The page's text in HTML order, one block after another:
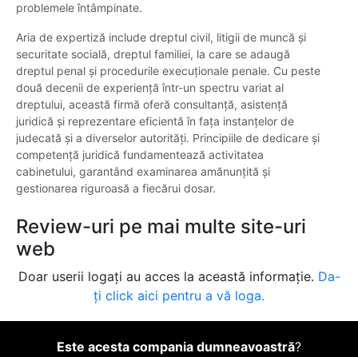
problemele întâmpinate.
Aria de expertiză include dreptul civil, litigii de muncă și
securitate socială, dreptul familiei, la care se adaugă
dreptul penal și procedurile execuționale penale. Cu peste
două decenii de experiență într-un spectru variat al
dreptului, această firmă oferă consultanță, asistență
juridică și reprezentare eficientă în fața instanțelor de
judecată și a diverselor autorități. Principiile de dedicare și
competență juridică fundamentează activitatea
cabinetului, garantând examinarea amănunțită și
gestionarea riguroasă a fiecărui dosar.
Review-uri pe mai multe site-uri
web
Doar userii logați au acces la această informație. Da-
ți click aici pentru a vă loga.
Este acesta compania dumneavoastră?